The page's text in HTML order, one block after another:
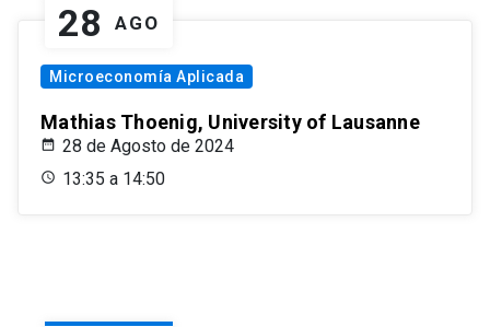
28 AGO
Microeconomía Aplicada
Mathias Thoenig, University of Lausanne
28 de Agosto de 2024
13:35 a 14:50